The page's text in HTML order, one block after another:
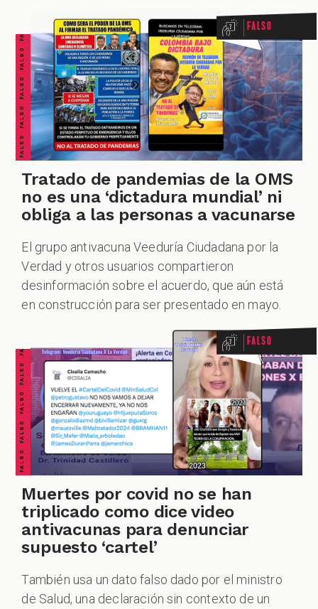
ZOOM
FALSO FALSO FALSO FALSO FALSO FALSO FALSO Falso
Tratado de pandemias de la OMS
no es una ‘dictadura mundial’ ni
obliga a las personas a vacunarse
El grupo antivacuna Veeduría Ciudadana por la
Verdad y otros usuarios compartieron
desinformación sobre el acuerdo, que aún está
en construcción para ser presentado en mayo.
FALSO FALSO FALSO FALSO FALSO FALSO FALSO Falso
Muertes por covid no se han
triplicado como dice video
antivacunas para denunciar
supuesto ‘cartel’
También usa un dato falso dado por el ministro
de Salud, una declaración sin contexto de un